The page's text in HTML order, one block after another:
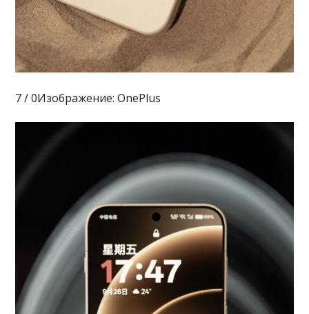
7 / 0Изображение: OnePlus